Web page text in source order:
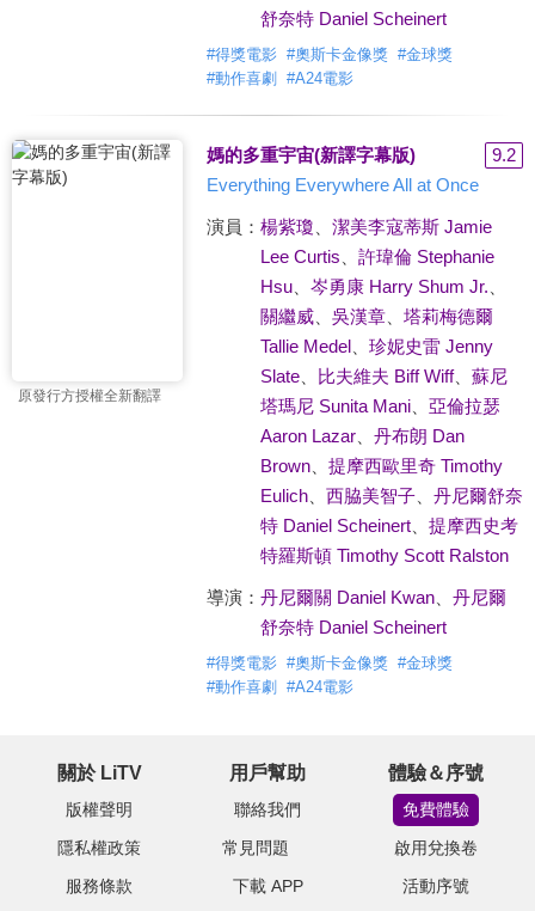
舒奈特 Daniel Scheinert
#得獎電影 #奧斯卡金像獎 #金球獎
#動作喜劇 #A24電影
原發行方授權全新翻譯
媽的多重宇宙(新譯字幕版)
9.2
Everything Everywhere All at Once
演員： 楊紫瓊
潔美李寇蒂斯 Jamie
Lee Curtis
許瑋倫 Stephanie
Hsu、 岑勇康 Harry Shum Jr.
關繼威、 吳漢章、 塔莉梅德爾
Tallie Medel、 珍妮史雷 Jenny
Slate、 比夫維夫 Biff Wiff、 蘇尼
塔瑪尼 Sunita Mani、 亞倫拉瑟
Aaron Lazar、 丹布朗 Dan
Brown、 提摩西歐里奇 Timothy
Eulich、 西脇美智子、 丹尼爾舒奈
特 Daniel Scheinert、 提摩西史考
特羅斯頓 Timothy Scott Ralston
導演： 丹尼爾關 Daniel Kwan、 丹尼爾
舒奈特 Daniel Scheinert
#得獎電影 #奧斯卡金像獎 #金球獎
#動作喜劇 #A24電影
關於 LiTV
版權聲明
隱私權政策
服務條款
用戶幫助
聯絡我們
常見問題
下載 APP
體驗＆序號
免費體驗
啟用兌換卷
活動序號